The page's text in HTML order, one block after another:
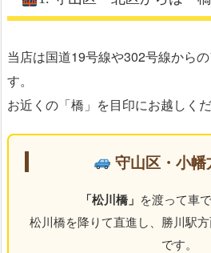
当店は国道19号線や302号線から
す。
お近くの「橋」を目印にお越しくだ
守山区・小幡
「松川橋」 を渡って車
松川橋を降りて直進し、勝川駅
です。